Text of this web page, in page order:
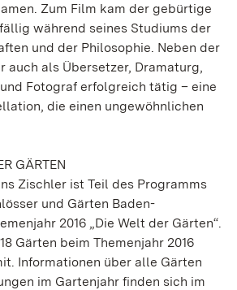
Zum Film kam der gebürtige
während seines Studiums der
und der Philosophie. Neben der
auch als Übersetzer, Dramaturg,
Fotograf erfolgreich tätig – eine
die einen ungewöhnlichen
GÄRTEN
Zischler ist Teil des Programms
und Gärten Baden-
2016 „Die Welt der Gärten“.
Gärten beim Themenjahr 2016
Informationen über alle Gärten
im Gartenjahr finden sich im